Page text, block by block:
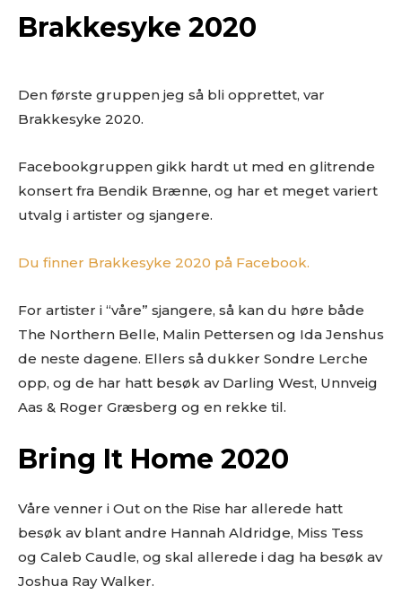
Brakkesyke 2020
Den første gruppen jeg så bli opprettet, var
Brakkesyke 2020.
Facebookgruppen gikk hardt ut med en glitrende
konsert fra Bendik Brænne, og har et meget variert
utvalg i artister og sjangere.
Du finner Brakkesyke 2020 på Facebook.
For artister i “våre” sjangere, så kan du høre både
The Northern Belle, Malin Pettersen og Ida Jenshus
de neste dagene. Ellers så dukker Sondre Lerche
opp, og de har hatt besøk av Darling West, Unnveig
Aas & Roger Græsberg og en rekke til.
Bring It Home 2020
Våre venner i Out on the Rise har allerede hatt
besøk av blant andre Hannah Aldridge, Miss Tess
og Caleb Caudle, og skal allerede i dag ha besøk av
Joshua Ray Walker.